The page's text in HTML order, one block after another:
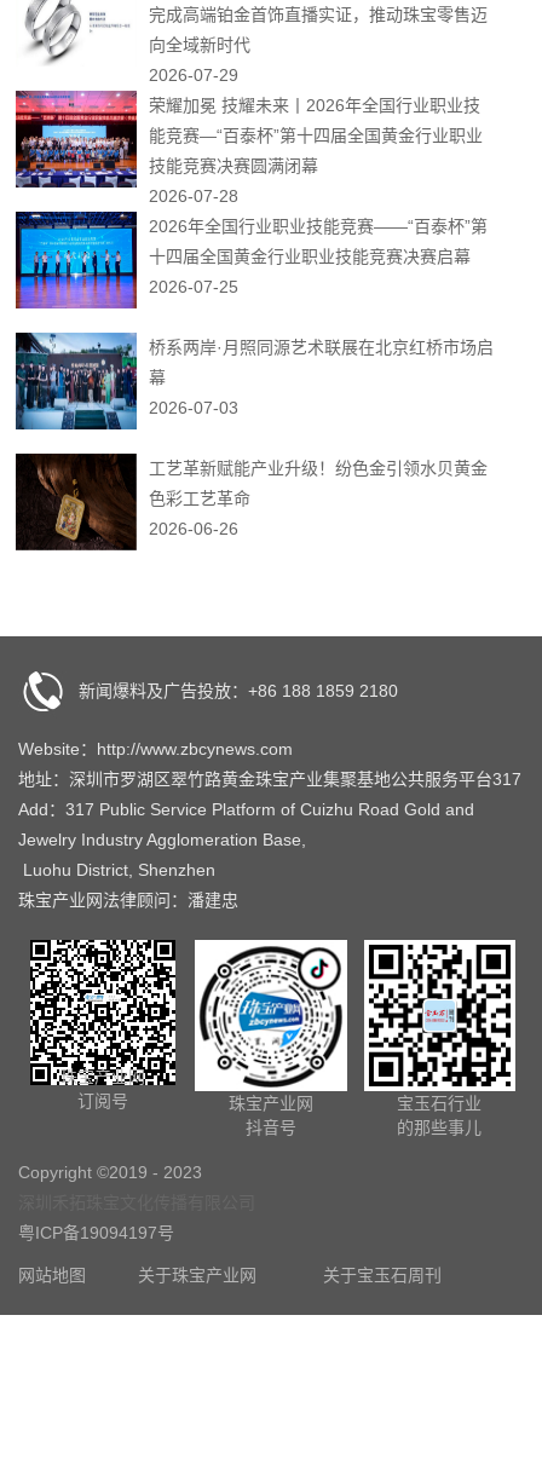
完成高端铂金首饰直播实证，推动珠宝零售迈
向全域新时代
2026-07-29
荣耀加冕 技耀未来丨2026年全国行业职业技
能竞赛—“百泰杯”第十四届全国黄金行业职业
技能竞赛决赛圆满闭幕
2026-07-28
2026年全国行业职业技能竞赛——“百泰杯”第
十四届全国黄金行业职业技能竞赛决赛启幕
2026-07-25
桥系两岸·月照同源艺术联展在北京红桥市场启
幕
2026-07-03
工艺革新赋能产业升级！纷色金引领水贝黄金
色彩工艺革命
2026-06-26
新闻爆料及广告投放：+86 188 1859 2180
Website：http://www.zbcynews.com
地址：深圳市罗湖区翠竹路黄金珠宝产业集聚基地公共服务平台317
Add：317 Public Service Platform of Cuizhu Road Gold and
Jewelry Industry Agglomeration Base,
Luohu District, Shenzhen
珠宝产业网法律顾问：潘建忠
珠宝产业网
订阅号
珠宝产业网
抖音号
宝玉石行业
的那些事儿
Copyright ©2019 - 2023
粤ICP备19094197号
网站地图 关于珠宝产业网 关于宝玉石周刊